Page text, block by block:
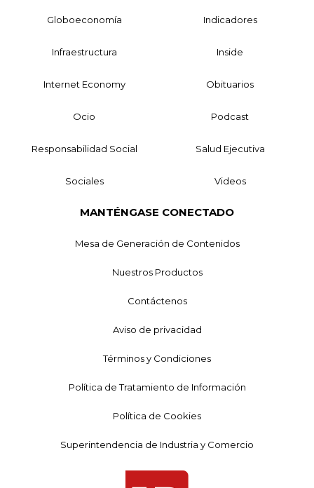
Globoeconomía Indicadores
Infraestructura Inside
Internet Economy Obituarios
Ocio Podcast
Responsabilidad Social Salud Ejecutiva
Sociales Videos
MANTÉNGASE CONECTADO
Mesa de Generación de Contenidos
Nuestros Productos
Contáctenos
Aviso de privacidad
Términos y Condiciones
Política de Tratamiento de Información
Política de Cookies
Superintendencia de Industria y Comercio